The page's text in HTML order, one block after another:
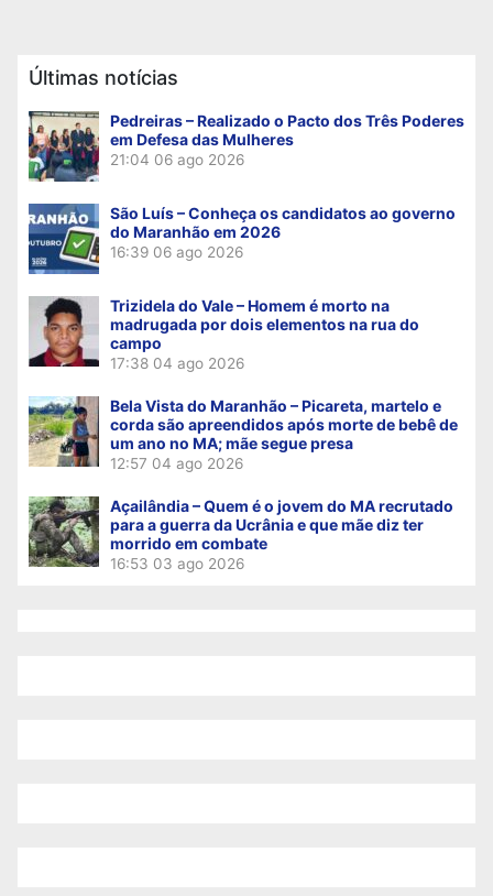
Últimas notícias
Pedreiras – Realizado o Pacto dos Três Poderes
em Defesa das Mulheres
21:04 06 ago 2026
São Luís – Conheça os candidatos ao governo
do Maranhão em 2026
16:39 06 ago 2026
Trizidela do Vale – Homem é morto na
madrugada por dois elementos na rua do
campo
17:38 04 ago 2026
Bela Vista do Maranhão – Picareta, martelo e
corda são apreendidos após morte de bebê de
um ano no MA; mãe segue presa
12:57 04 ago 2026
Açailândia – Quem é o jovem do MA recrutado
para a guerra da Ucrânia e que mãe diz ter
morrido em combate
16:53 03 ago 2026